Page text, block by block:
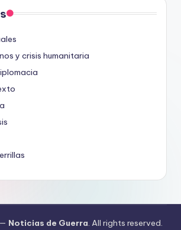
y crisis humanitaria
Noticias de Guerra. All rights reserved.